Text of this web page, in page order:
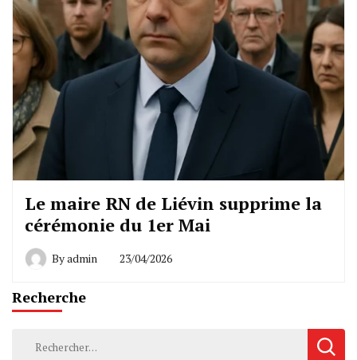
Le maire RN de Liévin supprime la
cérémonie du 1er Mai
Byadmin 23/04/2026
Recherche
Rechercher :